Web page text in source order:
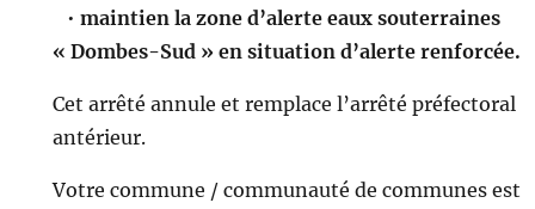
• maintien la zone d’alerte eaux souterraines
« Dombes-Sud » en situation d’alerte renforcée.
Cet arrêté annule et remplace l’arrêté préfectoral
antérieur.
Votre commune / communauté de communes est